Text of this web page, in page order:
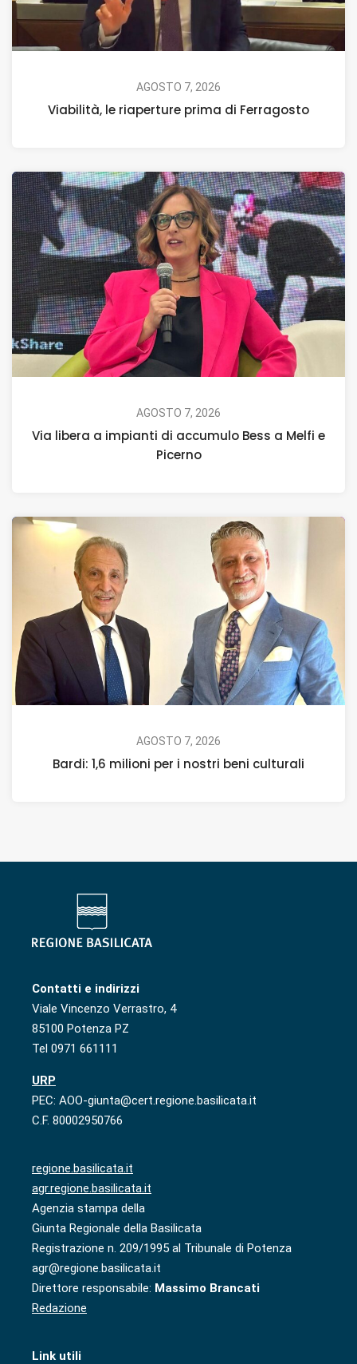
AGOSTO 7, 2026
Viabilità, le riaperture prima di Ferragosto
AGOSTO 7, 2026
Via libera a impianti di accumulo Bess a Melfi e
Picerno
AGOSTO 7, 2026
Bardi: 1,6 milioni per i nostri beni culturali
Contatti e indirizzi
Viale Vincenzo Verrastro, 4
85100 Potenza PZ
Tel 0971 661111
URP
PEC: AOO-giunta@cert.regione.basilicata.it
C.F. 80002950766
regione.basilicata.it
agr.regione.basilicata.it
Agenzia stampa della
Giunta Regionale della Basilicata
Registrazione n. 209/1995 al Tribunale di Potenza
agr@regione.basilicata.it
Direttore responsabile: Massimo Brancati
Redazione
Link utili